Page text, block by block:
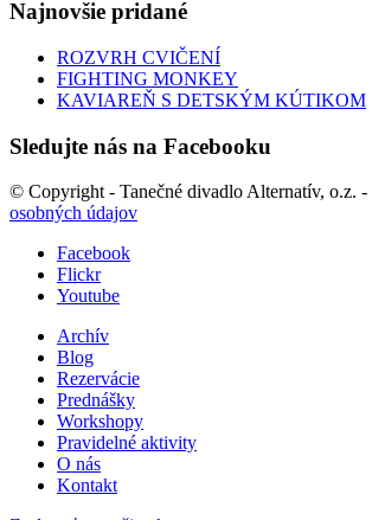
Najnovšie pridané
ROZVRH CVIČENÍ
FIGHTING MONKEY
KAVIAREŇ S DETSKÝM KÚTIKOM
Sledujte nás na Facebooku
© Copyright - Tanečné divadlo Alternatív, o.z. -
osobných údajov
Facebook
Flickr
Youtube
Archív
Blog
Rezervácie
Prednášky
Workshopy
Pravidelné aktivity
O nás
Kontakt